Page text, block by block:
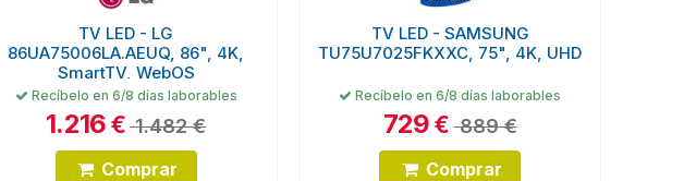
TV LED - LG
86UA75006LA.AEUQ, 86", 4K,
SmartTV, WebOS
Recíbelo en 6/8 días laborables
1.216€1.482 €
Comprar
TV LED - SAMSUNG
TU75U7025FKXXC, 75", 4K, UHD
Recíbelo en 6/8 días laborables
729 € 889 €
Comprar